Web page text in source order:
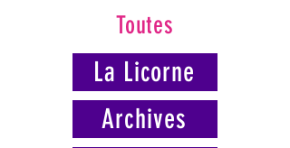
Toutes
La Licorne
Archives